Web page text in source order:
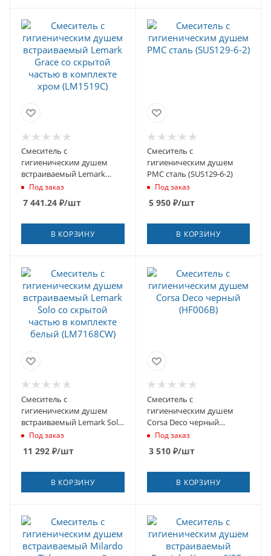
Смеситель с
гигиеническим душем
встраиваемый Lemark
Grace со скрытой частью в
комплекте хром (LM1519C)
Под заказ
7 441.24 ₽/шт
В КОРЗИНУ
Смеситель с
гигиеническим душем
РМС сталь (SUS129-6-2)
Под заказ
5 950₽/шт
В КОРЗИНУ
Смеситель с
гигиеническим душем
встраиваемый Lemark Solo
со скрытой частью в
(LM7168CW)
Под заказ
11 292 ₽/шт
В КОРЗИНУ
Смеситель с
гигиеническим душем
Corsa Deco черный
(HF006B)
Под заказ
3 510₽/шт
В КОРЗИНУ